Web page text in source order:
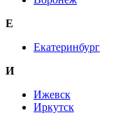
E
Екатеринбург
И
Ижевск
Иркутск